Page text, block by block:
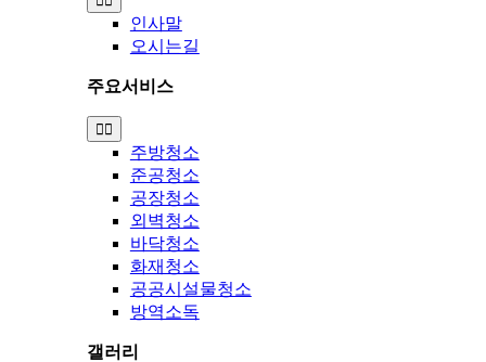
Navigation
인사말
오시는길
주요서비스
Toggle
Navigation
주방청소
준공청소
공장청소
외벽청소
바닥청소
화재청소
공공시설물청소
방역소독
갤러리